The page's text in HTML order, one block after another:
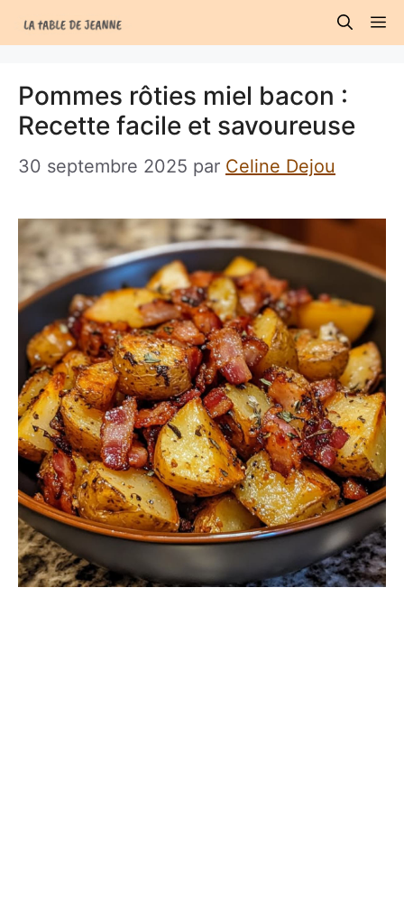
au
Pommes rôties miel bacon :
Recette facile et savoureuse
30 septembre 2025 par Celine Dejou